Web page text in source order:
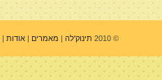
© 2010 תינוק'לה | מאמרים |אודות |